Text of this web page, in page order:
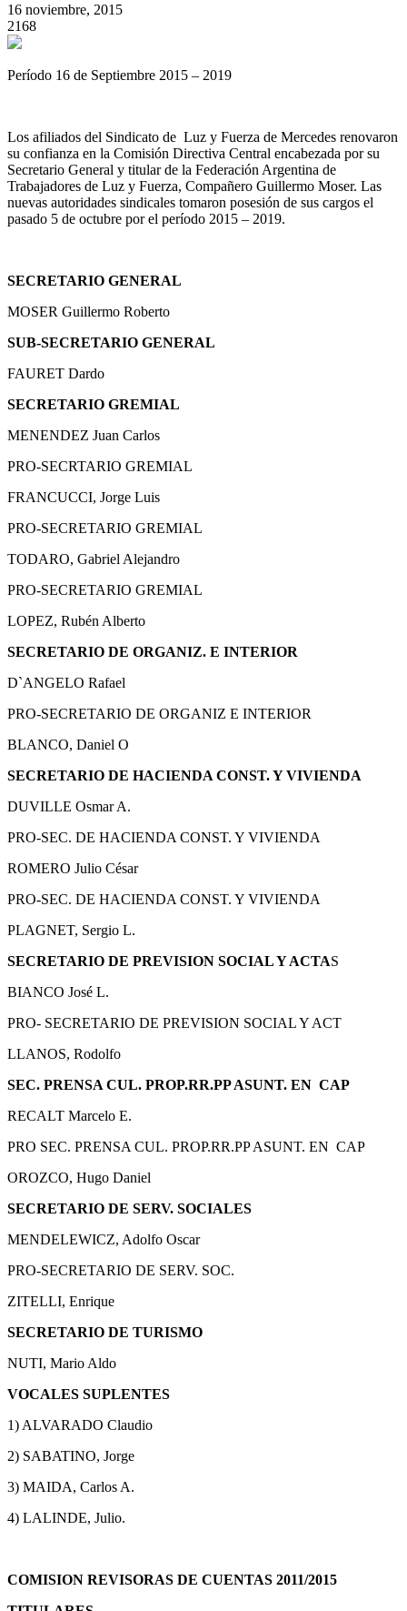
16 noviembre, 2015
2168
Período 16 de Septiembre 2015 – 2019
Los afiliados del Sindicato de Luz y Fuerza de Mercedes renovaron
su confianza en la Comisión Directiva Central encabezada por su
Secretario General y titular de la Federación Argentina de
Trabajadores de Luz y Fuerza, Compañero Guillermo Moser. Las
nuevas autoridades sindicales tomaron posesión de sus cargos el
pasado 5 de octubre por el período 2015 – 2019.
SECRETARIO GENERAL
MOSER Guillermo Roberto
SUB-SECRETARIO GENERAL
FAURET Dardo
SECRETARIO GREMIAL
MENENDEZ Juan Carlos
PRO-SECRTARIO GREMIAL
FRANCUCCI, Jorge Luis
PRO-SECRETARIO GREMIAL
TODARO, Gabriel Alejandro
PRO-SECRETARIO GREMIAL
LOPEZ, Rubén Alberto
SECRETARIO DE ORGANIZ. E INTERIOR
D`ANGELO Rafael
PRO-SECRETARIO DE ORGANIZ E INTERIOR
BLANCO, Daniel O
SECRETARIO DE HACIENDA CONST. Y VIVIENDA
DUVILLE Osmar A.
PRO-SEC. DE HACIENDA CONST. Y VIVIENDA
ROMERO Julio César
PRO-SEC. DE HACIENDA CONST. Y VIVIENDA
PLAGNET, Sergio L.
SECRETARIO DE PREVISION SOCIAL Y ACTAS
BIANCO José L.
PRO- SECRETARIO DE PREVISION SOCIAL Y ACT
LLANOS, Rodolfo
SEC. PRENSA CUL. PROP.RR.PP ASUNT. EN CAP
RECALT Marcelo E.
PRO SEC. PRENSA CUL. PROP.RR.PP ASUNT. EN CAP
OROZCO, Hugo Daniel
SECRETARIO DE SERV. SOCIALES
MENDELEWICZ, Adolfo Oscar
PRO-SECRETARIO DE SERV. SOC.
ZITELLI, Enrique
SECRETARIO DE TURISMO
NUTI, Mario Aldo
VOCALES SUPLENTES
1) ALVARADO Claudio
2) SABATINO, Jorge
3) MAIDA, Carlos A.
4) LALINDE, Julio.
COMISION REVISORAS DE CUENTAS 2011/2015